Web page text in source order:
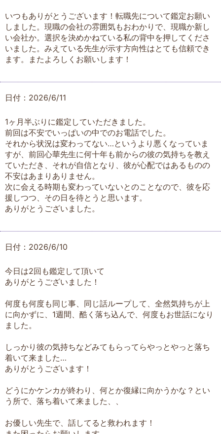
いつもありがとうございます！転職先について鑑定お願い
しました。現職の会社の雰囲気もおわかりで、現職か新し
い会社か。選択を決めかねている私の背中を押してくださ
いました。みえている先生が示す方向性はとても信頼でき
ます。またよろしくお願いします！
日付：2026/6/11
1ヶ月半ぶりに鑑定していただきました。
前回は不安でいっぱいの中でのお電話でした。
それから状況は変わってない…というより悪くなっていま
すが、前回心華先生に何十年も前からの彼の気持ちを教え
ていただき、それが自信となり、彼が心配ではあるものの
不安はあまりありません。
次に会える時期も変わっていないとのことなので、彼を応
援しつつ、その日を待とうと思います。
ありがとうございました。
日付：2026/6/10
今日は2回も鑑定して頂いて
ありがとうございました！
何度も何度も同じ事、同じ話ループして、全然気持ちが上
に向かずに、1週間、酷く落ち込んで、何度もお世話になり
ました。
しっかり彼の気持ちなどみてもらってらやっとやっと落ち
着いて来ました…
ありがとうございます！
どうにかケンカが終わり、何とか復縁に向かうかな？とい
う所で、落ち着いて来ました、、
お優しい先生で、話してると救われます！